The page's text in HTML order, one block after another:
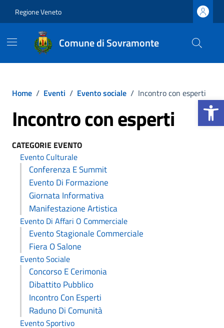
Apri la
Regione Veneto
Comune di Sovramonte
Home / Eventi / Evento sociale / Incontro con esperti
Incontro con esperti
CATEGORIE EVENTO
Evento Culturale
Conferenza E Summit
Evento Di Formazione
Giornata Informativa
Manifestazione Artistica
Evento Di Affari O Commerciale
Evento Stagionale Commerciale
Fiera O Salone
Evento Sociale
Concorso E Cerimonia
Dibattito Pubblico
Incontro Con Esperti
Raduno Di Comunità
Evento Sportivo